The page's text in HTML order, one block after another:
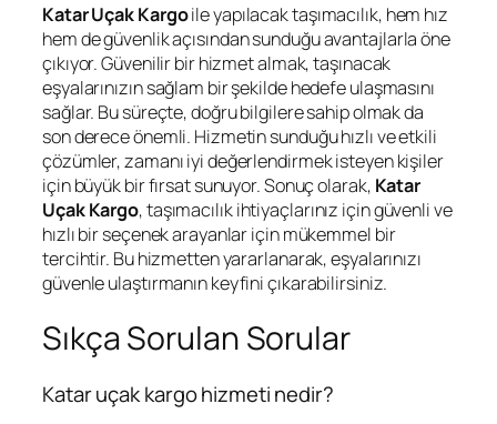
Katar Uçak Kargoile yapılacak taşımacılık, hem hız
hem de güvenlik açısından sunduğu avantajlarla öne
çıkıyor. Güvenilir bir hizmet almak, taşınacak
eşyalarınızın sağlam bir şekilde hedefe ulaşmasını
sağlar. Bu süreçte, doğru bilgilere sahip olmak da
son derece önemli. Hizmetin sunduğu hızlı ve etkili
çözümler, zamanı iyi değerlendirmek isteyen kişiler
için büyük bir fırsat sunuyor. Sonuç olarak, Katar
Uçak Kargo, taşımacılık ihtiyaçlarınız için güvenli ve
hızlı bir seçenek arayanlar için mükemmel bir
tercihtir. Bu hizmetten yararlanarak, eşyalarınızı
güvenle ulaştırmanın keyfini çıkarabilirsiniz.
Sıkça Sorulan Sorular
Katar uçak kargo hizmeti nedir?